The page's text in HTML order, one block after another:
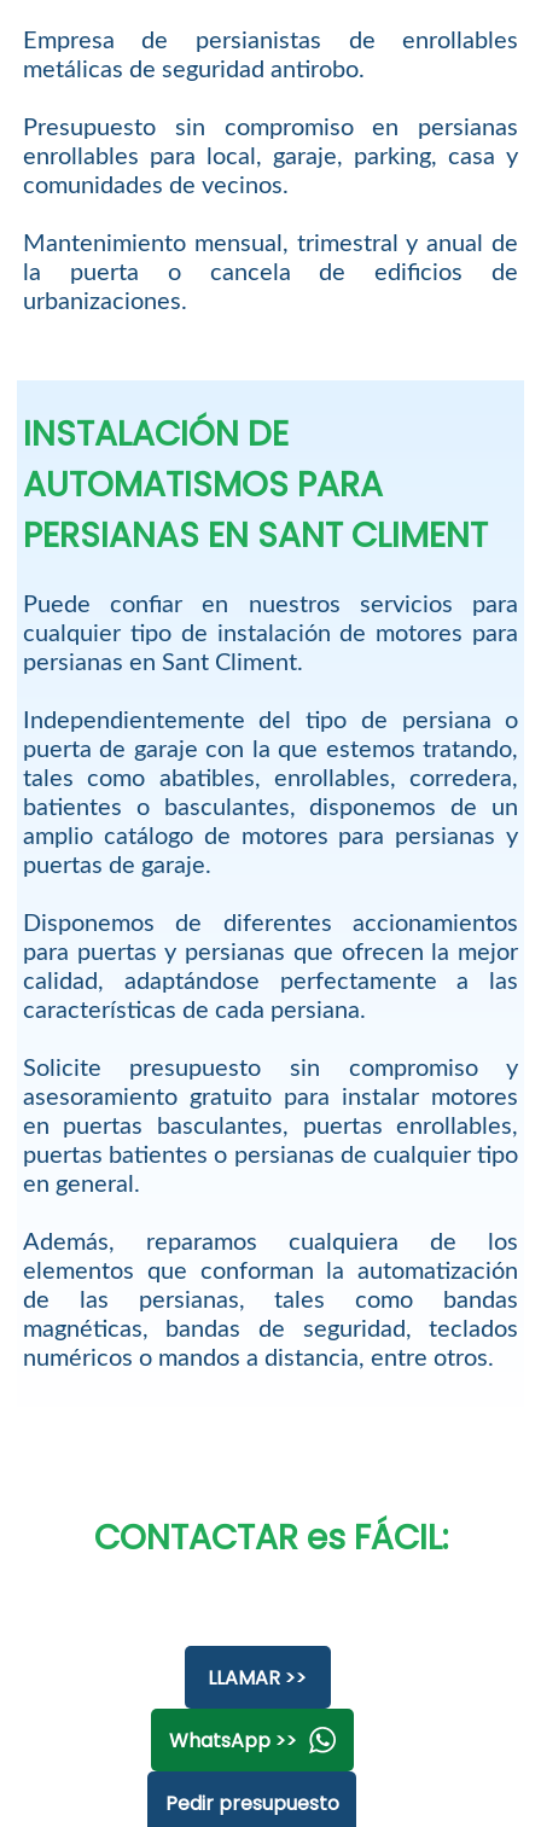
Empresa de persianistas de enrollables
metálicas de seguridad antirobo.
Presupuesto sin compromiso en persianas
enrollables para local, garaje, parking, casa y
comunidades de vecinos.
Mantenimiento mensual, trimestral y anual de
la puerta o cancela de edificios de
urbanizaciones.
INSTALACIÓN DE
AUTOMATISMOS PARA
PERSIANAS EN SANT CLIMENT
Puede confiar en nuestros servicios para
cualquier tipo de instalación de motores para
persianas en Sant Climent.
Independientemente del tipo de persiana o
puerta de garaje con la que estemos tratando,
tales como abatibles, enrollables, corredera,
batientes o basculantes, disponemos de un
amplio catálogo de motores para persianas y
puertas de garaje.
Disponemos de diferentes accionamientos
para puertas y persianas que ofrecen la mejor
calidad, adaptándose perfectamente a las
características de cada persiana.
Solicite presupuesto sin compromiso y
asesoramiento gratuito para instalar motores
en puertas basculantes, puertas enrollables,
puertas batientes o persianas de cualquier tipo
en general.
Además, reparamos cualquiera de los
elementos que conforman la automatización
de las persianas, tales como bandas
magnéticas, bandas de seguridad, teclados
numéricos o mandos a distancia, entre otros.
CONTACTAR es FÁCIL:
LLAMAR >>
WhatsApp >>
Pedir presupuesto